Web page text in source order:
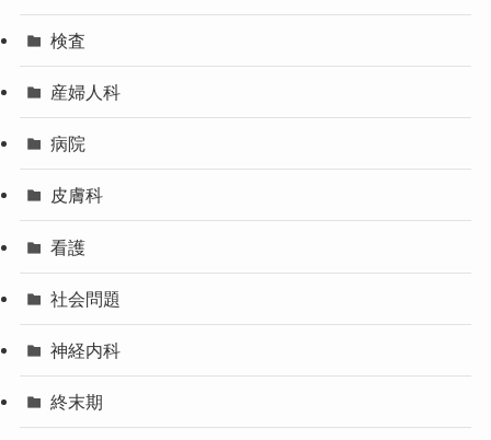
検査
産婦人科
病院
皮膚科
看護
社会問題
神経内科
終末期